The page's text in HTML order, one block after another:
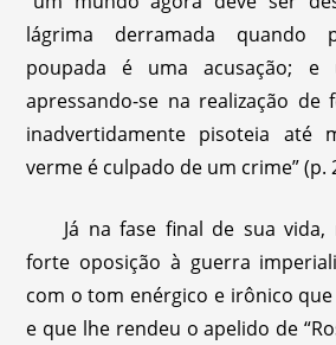
lágrima derramada quando
poupada é uma acusação; e
apressando-se na realização de
inadvertidamente pisoteia até
verme é culpado de um crime” (p.
Já na fase final de sua
forte oposição à guerra
com o tom enérgico e irônico
e que lhe rendeu o apelido de